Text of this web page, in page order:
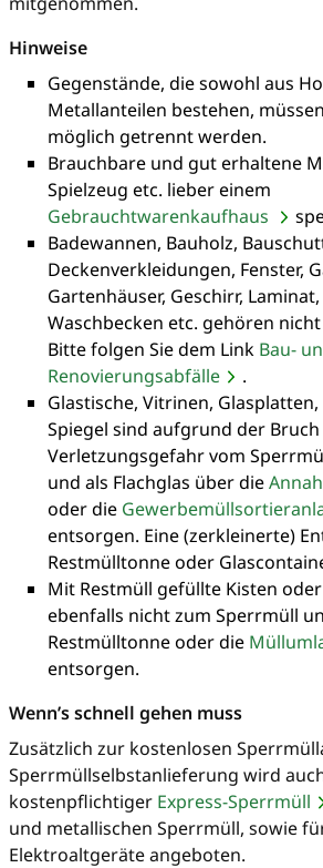
Hinweise
Gegenstände, die sowohl aus
Metallanteilen bestehen,
möglich getrennt werden.
Brauchbare und gut erhaltene
Spielzeug etc. lieber einem
Gebrauchtwarenkaufhaus
Badewannen, Bauholz,
Deckenverkleidungen, Fenster,
Gartenhäuser, Geschirr,
Waschbecken etc. gehören
Bitte folgen Sie dem Link Bau-
Renovierungsabfälle
.
Glastische, Vitrinen,
Spiegel sind aufgrund der
Verletzungsgefahr vom
und als Flachglas über die
oder die
entsorgen. Eine (zerkleinerte)
Restmülltonne oder
Mit Restmüll gefüllte Kisten
ebenfalls nicht zum Sperrmüll
Restmülltonne oder die
entsorgen.
Wenn’s schnell gehen muss
Zusätzlich zur kostenlosen
Sperrmüllselbstanlieferung wird
kostenpflichtiger Express-Sperrmüll
und metallischen Sperrmüll, sowie
Elektroaltgeräte angeboten.